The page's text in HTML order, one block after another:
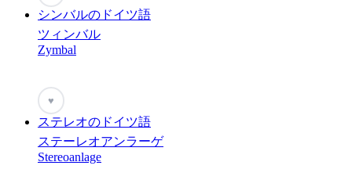
シンバルのドイツ語
ツィンバル
Zymbal
♥
ステレオのドイツ語
ステーレオアンラーゲ
Stereoanlage